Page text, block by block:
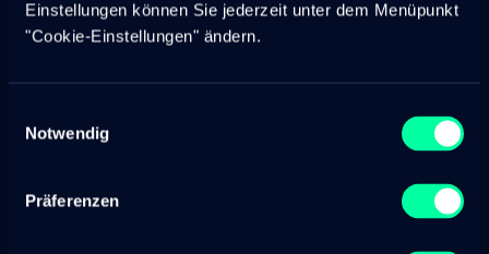
Einstellungen können Sie jederzeit unter dem Menüpunkt
"Cookie-Einstellungen" ändern.
Notwendig
Präferenzen
weiterhelfen?
Wählen Sie ein zutreffendes Thema…